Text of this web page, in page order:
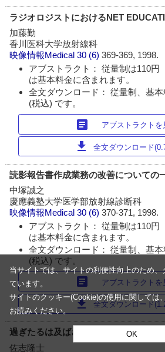
ラジオロジストにおけるNET
加藤勤
香川医科大学放射線科
映像情報Medical 30 (6)369-369, 1998.
アブストラクト： 従量制は110円
は基本料金に含まれます。
全文ダウンロード： 従量制、基
(税込) です。
article アブストラクトを
download 全文ダウンロード
読影報告書作成業務の改善についての
中塚誠之
慶應義塾大学医学部放射線診断科
映像情報Medical 30 (6)370-371, 1998.
アブストラクト： 従量制は110円
は基本料金に含まれます。
全文ダウンロード： 従量制、基
(税込) です。
article アブストラクトを
download 全文ダウンロード
過ぎたるは及ばざるがごとし
佐志隆士
当サイトでは、サイトの利便性向上のため、
ています。
サイトのクッキー(Cookie)の使用に関しては
お読みください。
OK